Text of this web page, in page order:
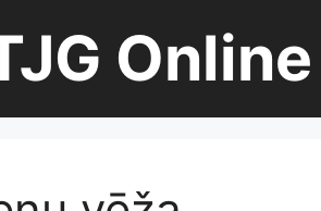
Online